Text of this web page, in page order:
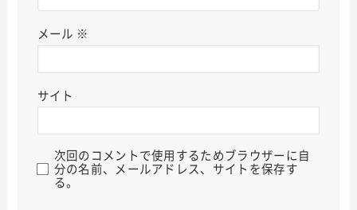
メール ※
サイト
次回のコメントで使用するためブラウザーに自
分の名前、メールアドレス、サイトを保存す
る。